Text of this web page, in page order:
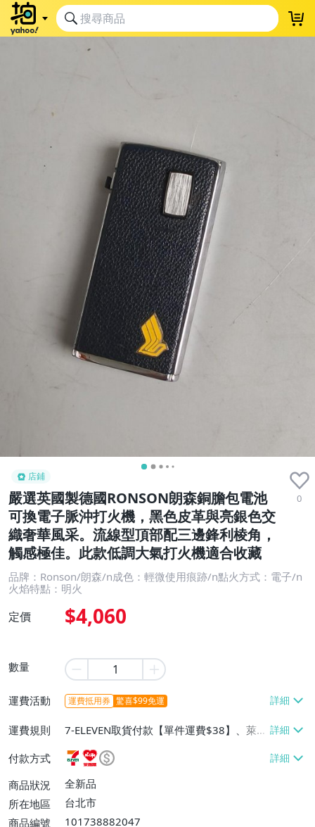
店鋪
嚴選英國製德國RONSON朗森銅膽包電池
可換電子脈沖打火機，黑色皮革與亮銀色交
織奢華風采。流線型頂部配三邊鋒利棱角，
觸感極佳。此款低調大氣打火機適合收藏
0
品牌：Ronson/朗森/n成色：輕微使用痕跡/n點火方式：電子/n
火焰特點：明火
定價 $4,060
數量
運費活動 運費抵用券 驚喜$99免運
運費規則
7-ELEVEN取貨付款【單件運費$38】、萊爾
富取貨付款【單件運費$60】、宅配/貨運
【單件運費$130】
付款方式
商品狀況
全新品
所在地區
台北市
商品編號
101738882047